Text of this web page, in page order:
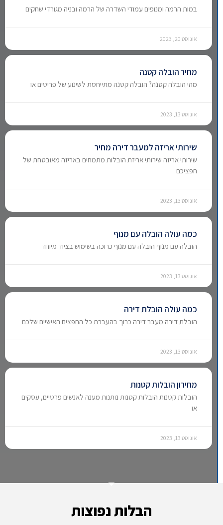
במות הרמה ומנופים עמודי השדרה של הרמה ובניה מגורדי שחקים
אוגוסט 20, 2023
מחיר הובלה קטנה
מהי הובלה קטנה? הובלה קטנה מתייחסת לשינוע של פריטים או
אוגוסט 13, 2023
שירותי אריזה למעבר דירה מחיר
שירותי אריזה שירותי אריזת הובלות מתמחים באריזה מאובטחת של
חפציכם
אוגוסט 13, 2023
כמה עולה הובלה עם מנוף
הובלה עם מנוף הובלה עם מנוף כרוכה בשימוש בציוד מיוחד
אוגוסט 13, 2023
כמה עולה הובלת דירה
הובלת דירה מעבר דירה כרוך בהעברת כל החפצים האישיים שלכם
אוגוסט 13, 2023
מחירון הובלות קטנות
הובלות קטנות הובלות קטנות נותנות מענה לאנשים פרטיים, עסקים
או
אוגוסט 13, 2023
הבלות נפוצות